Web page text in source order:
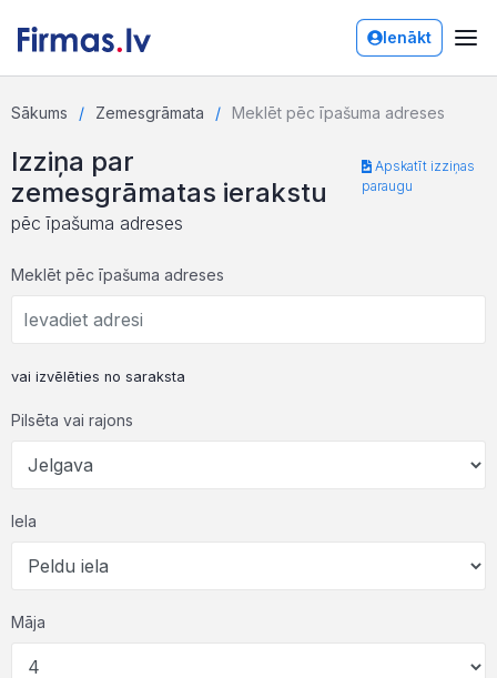
Ienākt
Sākums Zemesgrāmata Meklēt pēc īpašuma adreses
Izziņa par
zemesgrāmatas ierakstu
pēc īpašuma adreses
Apskatīt izziņas
paraugu
Meklēt pēc īpašuma adreses
vai izvēlēties no saraksta
Pilsēta vai rajons
Iela
Māja